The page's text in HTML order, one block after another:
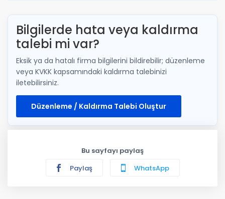
Bilgilerde hata veya kaldırma
talebi mi var?
Eksik ya da hatalı firma bilgilerini bildirebilir; düzenleme
veya KVKK kapsamındaki kaldırma talebinizi
iletebilirsiniz.
Düzenleme / Kaldırma Talebi Oluştur
Bu sayfayı paylaş
Paylaş
WhatsApp